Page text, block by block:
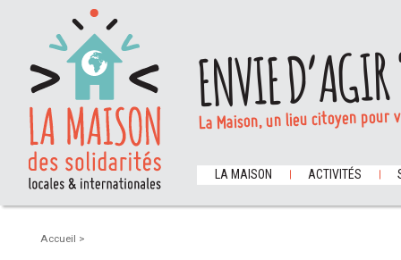
ENVIE
La Maison, un lieu citoyen
LA MAISON ACTIVITÉS
Accueil >